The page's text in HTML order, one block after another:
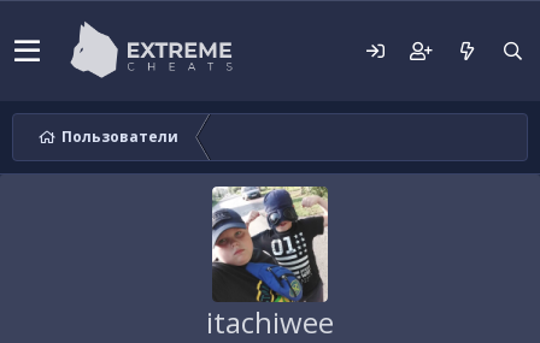
Пользователи
itachiwee